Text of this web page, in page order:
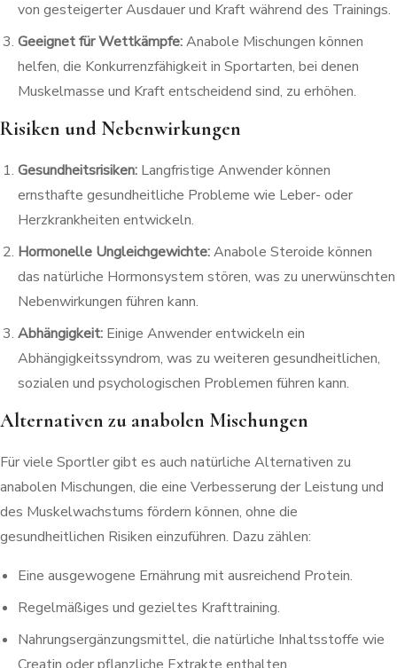
von gesteigerter Ausdauer und Kraft während des Trainings.
Geeignet für Wettkämpfe:Anabole Mischungen können
helfen, die Konkurrenzfähigkeit in Sportarten, bei denen
Muskelmasse und Kraft entscheidend sind, zu erhöhen.
Risiken und Nebenwirkungen
Gesundheitsrisiken: Langfristige Anwender können
ernsthafte gesundheitliche Probleme wie Leber- oder
Herzkrankheiten entwickeln.
Hormonelle Ungleichgewichte:Anabole Steroide können
das natürliche Hormonsystem stören, was zu unerwünschten
Nebenwirkungen führen kann.
Abhängigkeit: Einige Anwender entwickeln ein
Abhängigkeitssyndrom, was zu weiteren gesundheitlichen,
sozialen und psychologischen Problemen führen kann.
Alternativen zu anabolen Mischungen
Für viele Sportler gibt es auch natürliche Alternativen zu
anabolen Mischungen, die eine Verbesserung der Leistung und
des Muskelwachstums fördern können, ohne die
gesundheitlichen Risiken einzuführen. Dazu zählen:
Eine ausgewogene Ernährung mit ausreichend Protein.
Regelmäßiges und gezieltes Krafttraining.
Nahrungsergänzungsmittel, die natürliche Inhaltsstoffe wie